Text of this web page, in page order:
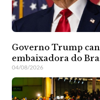
Governo Trump
embaixadora do
04/08/2026